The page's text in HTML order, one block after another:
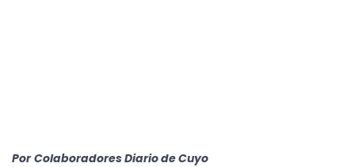
Por Colaboradores Diario de Cuyo